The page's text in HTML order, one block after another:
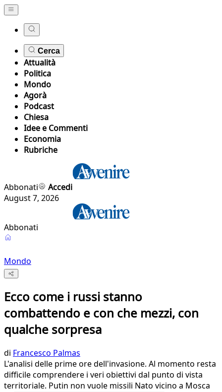
Cerca
Attualità
Politica
Mondo
Agorà
Podcast
Chiesa
Idee e Commenti
Economia
Rubriche
Abbonati
Accedi
August 7, 2026
Abbonati
Mondo
Ecco come i russi stanno
combattendo e con che mezzi, con
qualche sorpresa
di Francesco Palmas
L'analisi delle prime ore dell'invasione. Al momento resta
difficile comprendere i veri obiettivi dal punto di vista
territoriale. Putin non vuole missili Nato vicino a Mosca